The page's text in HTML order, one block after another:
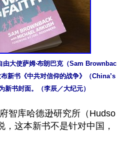
由大使萨姆‧布朗巴克（Sam Brownbac
新书《中共对信仰的战争》（China’s
书封面。（李辰／大纪元）
智库哈德逊研究所（Hudso
，这本新书不是针对中国，